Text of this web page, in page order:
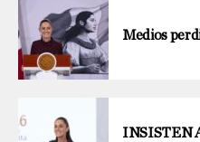
Medios
INSISTEN